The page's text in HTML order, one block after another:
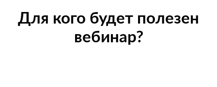
Для кого будет полезен
вебинар?